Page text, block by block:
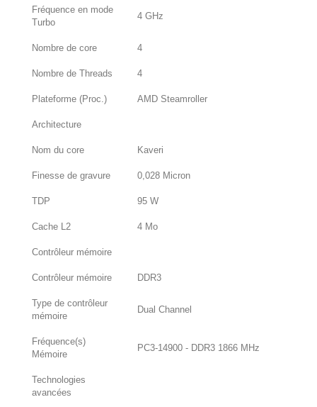
Fréquence en mode
Turbo
4 GHz
Nombre de core 4
Nombre de Threads 4
Plateforme (Proc.) AMD Steamroller
Architecture
Nom du core Kaveri
Finesse de gravure 0,028 Micron
TDP 95 W
Cache L2 4 Mo
Contrôleur mémoire
Contrôleur mémoire DDR3
Type de contrôleur
mémoire
Dual Channel
Fréquence(s)
Mémoire
PC3-14900 - DDR3 1866 MHz
Technologies
avancées